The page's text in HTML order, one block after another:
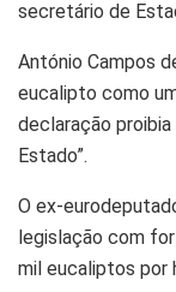
secretário de
António Campos
eucalipto como
declaração
Estado”.
O ex-
legislação com
mil eucaliptos por